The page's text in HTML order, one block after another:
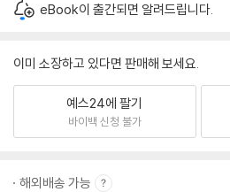
eBook이 출간되면 알려드립니다.
이미 소장하고 있다면 판매해 보세요.
예스24에 팔기
바이백 신청 불가
해외배송 가능